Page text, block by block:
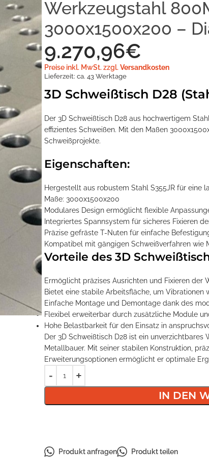
Werkzeugstahl
3000x1500x200 –
9.270,96€
Preise inkl. MwSt. zzgl. Versandkosten
Lieferzeit: ca. 43 Werktage
3D Schweißtisch D28
Der 3D Schweißtisch D28 aus hochwertigem
effizientes Schweißen. Mit den Maßen
Schweißprojekte.
Eigenschaften:
Hergestellt aus robustem Stahl S355JR für eine
Maße: 3000x1500x200
Modulares Design ermöglicht flexible
Integriertes Spannsystem für sicheres Fixieren
Präzise gefräste T-Nuten für einfache
Kompatibel mit gängigen Schweißverfahren wie
Vorteile des 3D
Ermöglicht präzises Ausrichten und Fixieren der
Bietet eine stabile Arbeitsfläche, um Vibrationen
Einfache Montage und Demontage dank des
Flexibel erweiterbar durch zusätzliche Module
Hohe Belastbarkeit für den Einsatz in
Der 3D Schweißtisch D28 ist ein
Metallbauer. Mit seiner stabilen Konstruktion,
Erweiterungsoptionen ermöglicht er optimale
IN DEN
Produkt anfragen Produkt teilen